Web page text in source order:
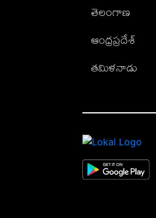
తెలంగాణ
ఆంధ్రప్రదేశ్
తమిళనాడు